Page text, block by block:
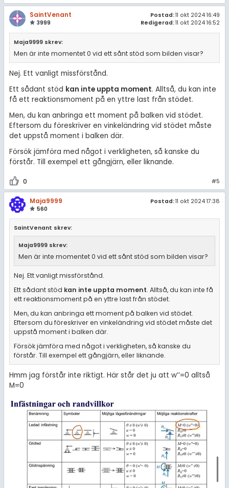
SaintVenant
3999
Postad:11 okt 2024 16:49
Redigerad:11 okt 2024 16:52
Maja9999 skrev:
Men är inte momentet 0 vid ett sånt stöd som bilden visar?
Nej. Ett vanligt missförstånd.
Ett sådant stöd kan inte uppta moment. Alltså, du kan inte
få ett reaktionsmoment på en yttre last från stödet.
Men, du kan anbringa ett moment på balken vid stödet.
Eftersom du föreskriver en vinkeländring vid stödet måste
det uppstå moment i balken där.
Försök jämföra med något i verkligheten, så kanske du
förstår. Till exempel ett gångjärn, eller liknande.
0 #5
Maja9999
560
Postad:11 okt 2024 17:38
SaintVenant skrev:
Maja9999 skrev:
Men är inte momentet 0 vid ett sånt stöd som bilden visar?
Nej. Ett vanligt missförstånd.
Ett sådant stöd kan inte uppta moment. Alltså, du kan inte få
ett reaktionsmoment på en yttre last från stödet.
Men, du kan anbringa ett moment på balken vid stödet.
Eftersom du föreskriver en vinkeländring vid stödet måste det
uppstå moment i balken där.
Försök jämföra med något i verkligheten, så kanske du
förstår. Till exempel ett gångjärn, eller liknande.
Hmm jag förstår inte riktigt. Här står det ju att w’’=0 alltså
M=0